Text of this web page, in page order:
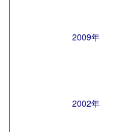
2009年
2002年